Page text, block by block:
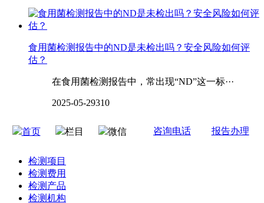
食用菌检测报告中的ND是未检出吗？安全风险如何评
估？
在食用菌检测报告中，常出现“ND”这一标···
2025-05-29310
首页 栏目 微信 咨询电话 报告办理
检测项目
检测费用
检测产品
检测机构